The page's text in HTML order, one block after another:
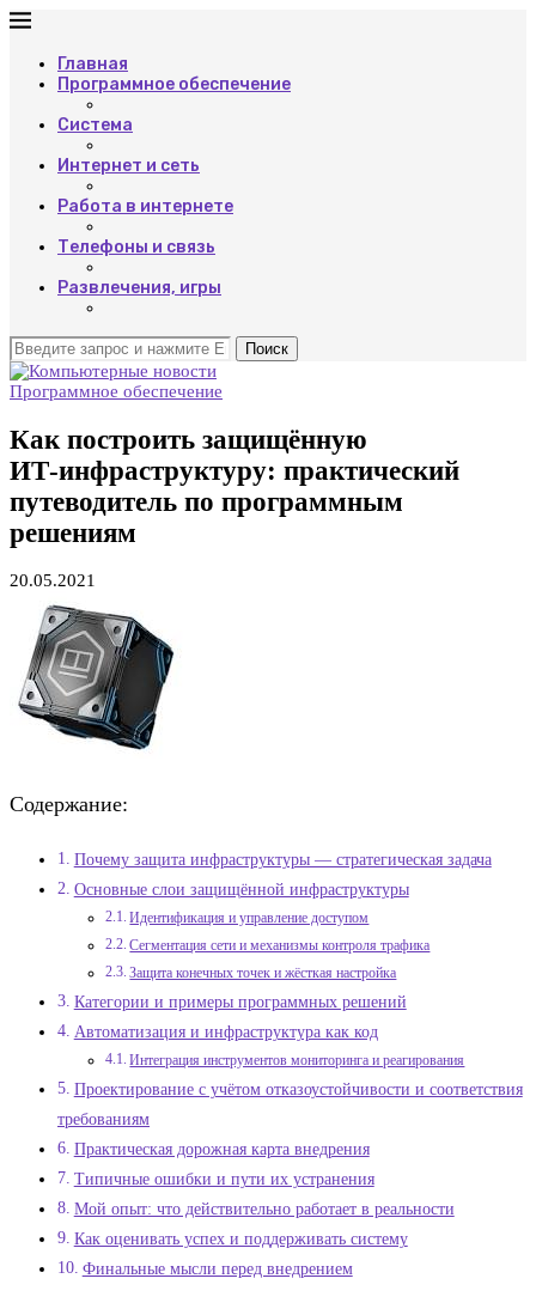
Главная
Программное обеспечение
Система
Интернет и сеть
Работа в интернете
Телефоны и связь
Развлечения, игры
Поиск
Программное обеспечение
Как построить защищённую
ИТ‑инфраструктуру: практический
путеводитель по программным
решениям
20.05.2021
Содержание:
Почему защита инфраструктуры — стратегическая задача
Основные слои защищённой инфраструктуры
Идентификация и управление доступом
Сегментация сети и механизмы контроля трафика
Защита конечных точек и жёсткая настройка
Категории и примеры программных решений
Автоматизация и инфраструктура как код
Интеграция инструментов мониторинга и реагирования
Проектирование с учётом отказоустойчивости и соответствия
требованиям
Практическая дорожная карта внедрения
Типичные ошибки и пути их устранения
Мой опыт: что действительно работает в реальности
Как оценивать успех и поддерживать систему
Финальные мысли перед внедрением